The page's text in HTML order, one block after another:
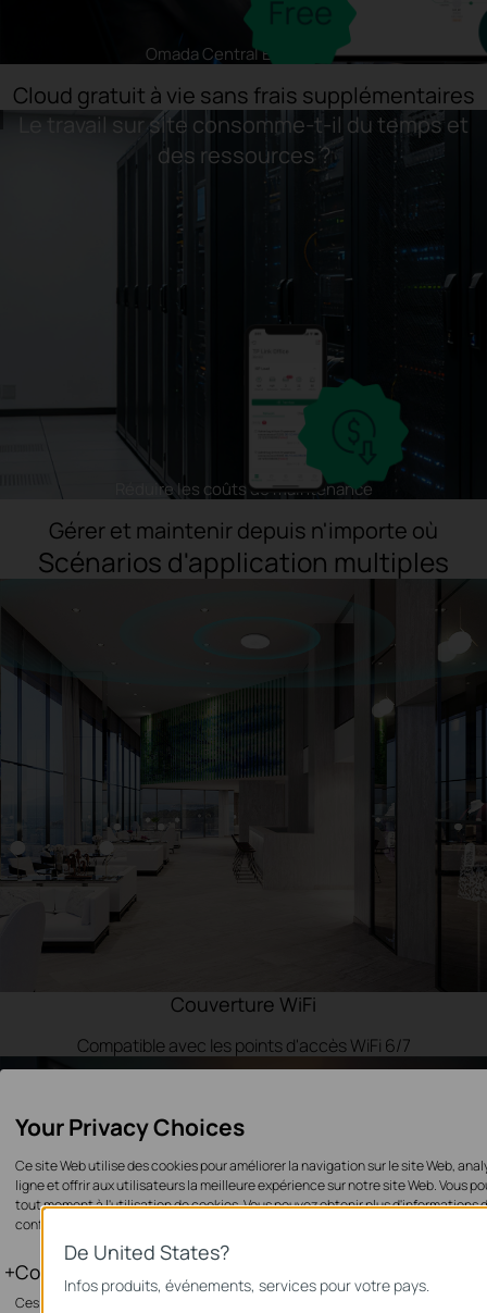
Omada Central Essentials
Cloud gratuit à vie sans frais supplémentaires
Le travail sur site consomme-t-il du temps et
des ressources ?
Réduire les coûts de maintenance
Gérer et maintenir depuis n'importe où
Scénarios d'application multiples
Couverture WiFi
Compatible avec les points d'accès WiFi 6/7
De United States?
Infos produits, événements, services pour votre pays.
Your Privacy Choices
Ce site Web utilise des cookies pour améliorer la navigation sur le site Web,
ligne et offrir aux utilisateurs la meilleure expérience sur notre site Web. Vous
tout moment à l'utilisation de cookies. Vous pouvez obtenir plus d'informations
confidentialité
Cookies basiques
Ces cookies sont nécessaires au fonctionnement du site Web et ne peuvent